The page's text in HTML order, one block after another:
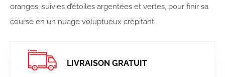
oranges, suivies d’étoiles argentées et vertes, pour finir sa
course en un nuage voluptueux crépitant.
LIVRAISON GRATUIT